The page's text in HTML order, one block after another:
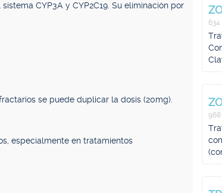
CYP3A y CYP2C19. Su eliminación por
se puede duplicar la dosis (20mg).
especialmente en tratamientos